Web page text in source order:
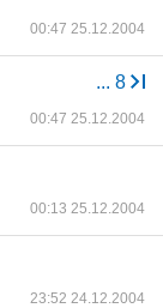
00:47 25.12.2004
... 8
00:47 25.12.2004
00:13 25.12.2004
23:52 24.12.2004